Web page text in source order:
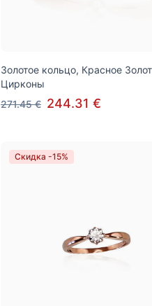
Золотое кольцо, Красное
Цирконы
271.45 € 244.31 €
Скидка -15%